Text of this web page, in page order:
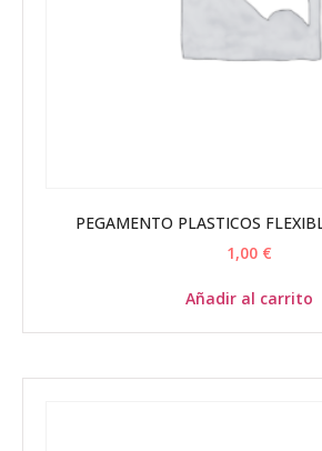
PEGAMENTO PLASTICOS
1,00 €
Añadir al carrito